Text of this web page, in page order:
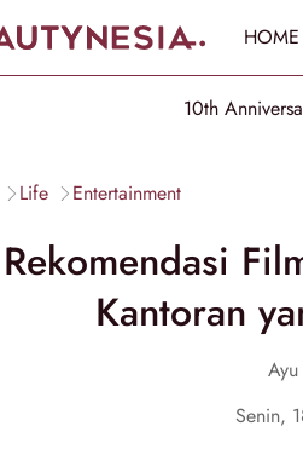
HOME
10th
Life Entertainment
Kantoran
Senin,